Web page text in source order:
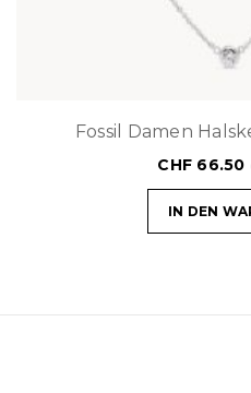
Fossil Damen
CHF 66.50
IN DEN